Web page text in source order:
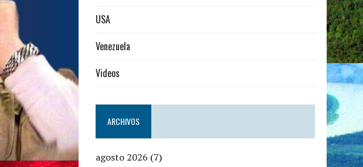
USA
Venezuela
Videos
ARCHIVOS
agosto 2026 (7)